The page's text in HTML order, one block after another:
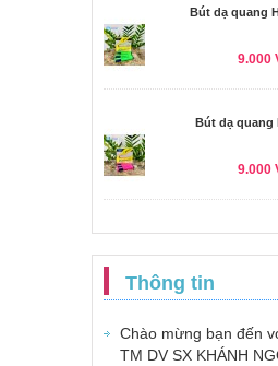
Bút dạ quang
9.000
Bút dạ quang
9.000
Thông tin
Chào mừng bạn đến
TM DV SX KHÁNH